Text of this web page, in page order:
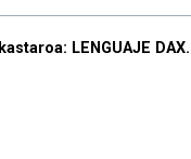
Ikastaroa: LENGUAJE